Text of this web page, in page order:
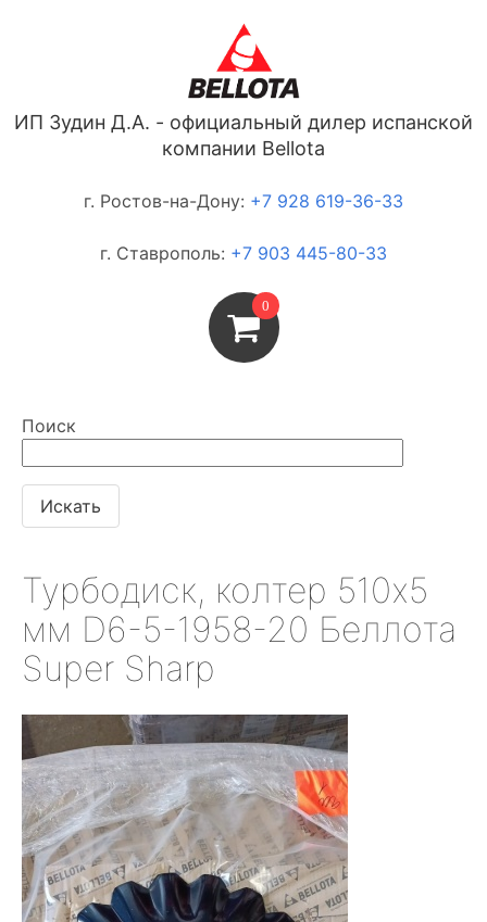
ИП Зудин Д.А. - официальный дилер испанской
компании Bellota
г. Ростов-на-Дону: +7 928 619-36-33
г. Ставрополь: +7 903 445-80-33
0
Поиск
Турбодиск, колтер 510х5
мм D6-5-1958-20 Беллота
Super Sharp